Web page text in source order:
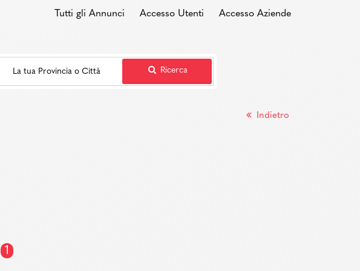
Tutti gli Annunci Accesso Utenti Accesso Aziende
Ricerca
Indietro
1